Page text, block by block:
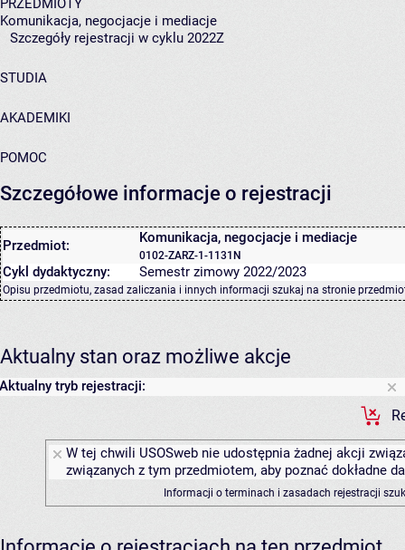
PRZEDMIOTY
Komunikacja, negocjacje i mediacje
Szczegóły rejestracji w cyklu 2022Z
STUDIA
AKADEMIKI
POMOC
Szczegółowe informacje o rejestracji
Przedmiot: Komunikacja, negocjacje i mediacje
0102-ZARZ-1-1131N
Cykl dydaktyczny: Semestr zimowy 2022/2023
Opisu przedmiotu, zasad zaliczania i innych informacji szukaj na stronie
Aktualny stan oraz możliwe akcje
Aktualny tryb rejestracji:
W tej chwili USOSweb nie udostępnia żadnej akcji
związanych z tym przedmiotem, aby poznać dokładne
Informacji o terminach i zasadach rejestracji